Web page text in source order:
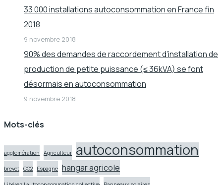
33 000 installations autoconsommation en France fin
2018
9 novembre 2018
90% des demandes de raccordement d’installation de
production de petite puissance (≤ 36kVA) se font
désormais en autoconsommation
9 novembre 2018
Mots-clés
agglomération Agriculteur autoconsommation
brevet CO2 Espagne hangar agricole